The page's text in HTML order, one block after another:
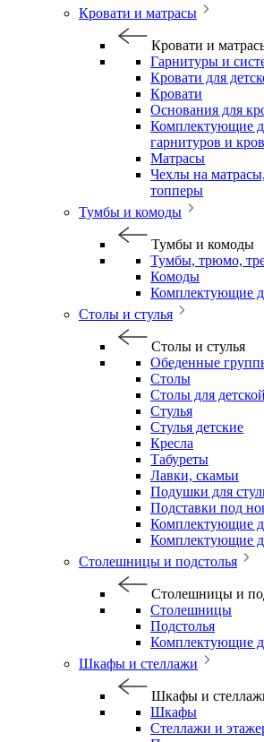
Кровати и матрасы
Кровати и
Гарнитуры и
Кровати для
Кровати
Основания для
Комплектующие
гарнитуров и
Матрасы
Чехлы на
топперы
Тумбы и комоды
Тумбы и комоды
Тумбы, трюмо,
Комоды
Комплектующие
Столы и стулья
Столы и стулья
Обеденные
Столы
Столы для детской
Стулья
Стулья детские
Кресла
Табуреты
Лавки, скамьи
Подушки для
Подставки под
Комплектующие
Комплектующие
Столешницы и подстолья
Столешницы и
Столешницы
Подстолья
Комплектующие
Шкафы и стеллажи
Шкафы и
Шкафы
Стеллажи и